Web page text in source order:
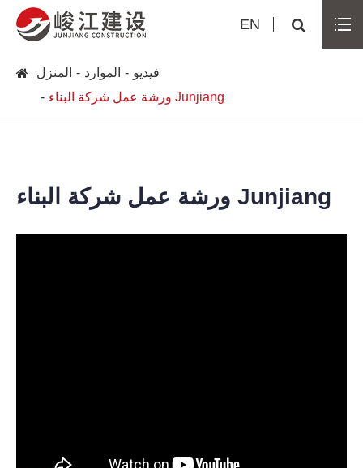
EN
المنزل الموارد
فيديو
ورشة عمل شركة البناء Junjiang
ورشة عمل شركة البناء Junjiang